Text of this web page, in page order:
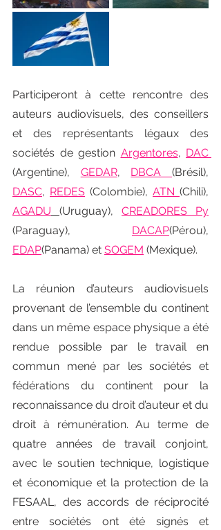
Participeront à cette rencontre des
auteurs audiovisuels, des conseillers
et des représentants légaux des
sociétés de gestion Argentores,
(Argentine), GEDAR, DBCA
DASC, REDES (Colombie), ATN
AGADU
(Uruguay), CREADORES Py
(Paraguay), DACAP
EDAP(Panama) et SOGEM (Mexique).
La réunion d’auteurs audiovisuels
provenant de l’ensemble du continent
dans un même espace physique a été
rendue possible par le travail en
commun mené par les sociétés et
fédérations du continent pour la
reconnaissance du droit d’auteur et du
droit à rémunération. Au terme de
quatre années de travail conjoint,
avec le soutien technique, logistique
et économique et la protection de la
FESAAL, des accords de réciprocité
entre sociétés ont été signés et